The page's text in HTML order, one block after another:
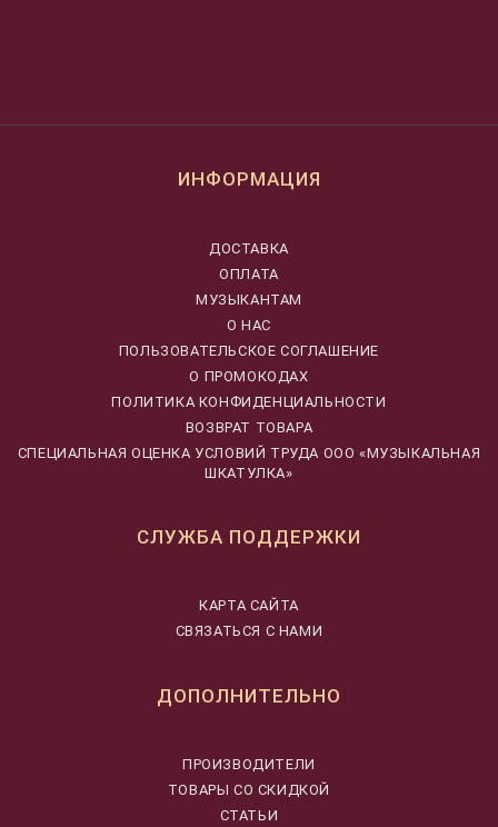
ИНФОРМАЦИЯ
ДОСТАВКА
ОПЛАТА
МУЗЫКАНТАМ
О НАС
ПОЛЬЗОВАТЕЛЬСКОЕ СОГЛАШЕНИЕ
О ПРОМОКОДАХ
ПОЛИТИКА КОНФИДЕНЦИАЛЬНОСТИ
ВОЗВРАТ ТОВАРА
CПЕЦИАЛЬНАЯ ОЦЕНКА УСЛОВИЙ ТРУДА ООО «МУЗЫКАЛЬНАЯ
ШКАТУЛКА»
СЛУЖБА ПОДДЕРЖКИ
КАРТА САЙТА
СВЯЗАТЬСЯ С НАМИ
ДОПОЛНИТЕЛЬНО
ПРОИЗВОДИТЕЛИ
ТОВАРЫ СО СКИДКОЙ
СТАТЬИ